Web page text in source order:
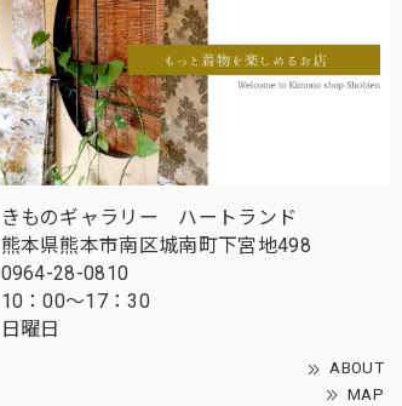
きものギャラリー ハートランド
熊本県熊本市南区城南町下宮地498
0964-28-0810
10：00～17：30
日曜日
ABOUT
MAP